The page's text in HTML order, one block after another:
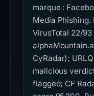
marque :
Media Phishing.
VirusTotal 22/93
CyRadar);
malicious
flagged; CF